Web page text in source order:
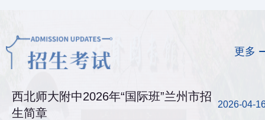
更多
西北师大附中2026年“国际班”兰州市招
生简章
2026-04-